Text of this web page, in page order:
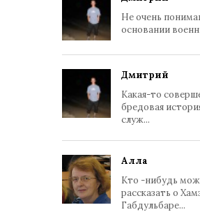
Не очень
основании
Дмитрий
Какая-то
бредовая
служ...
Алла
Кто -нибудь
рассказать о
Габдульбаре...